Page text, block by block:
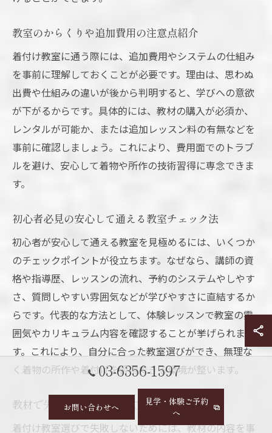
教室のからくりや追加費用の注意点紹介
着付け教室に通う際には、追加費用やシステムの仕組み
を事前に理解しておくことが必要です。理由は、思わぬ
出費や仕組みの違いが後から判明すると、学びへの意欲
が下がるからです。具体的には、教材の購入が必須か、
レンタルが可能か、または追加レッスン料の有無などを
事前に確認しましょう。これにより、費用面でのトラブ
ルを避け、安心して着物や所作の技術習得に専念できま
す。
初心者必見の安心して通える教室チェック法
初心者が安心して通える教室を見極めるには、いくつか
のチェックポイントが役立ちます。なぜなら、講師の資
格や指導歴、レッスンの流れ、予約のシステムやしやす
さ、質問しやすい雰囲気などが学びやすさに直結するか
らです。代表的な方法として、体験レッスンで教室の雰
囲気やカリキュラム内容を確認することが挙げられま
す。これにより、自分に合った教室選びができ、無理な
く着物の所作や着付けを習得できる環境が整います。
教材で失敗しない着付け教室選び
着付け教室選びで失敗しないためには、教材の内容を事
03-6356-1597
お問い合わせへ
見学・体験ご予約
へ